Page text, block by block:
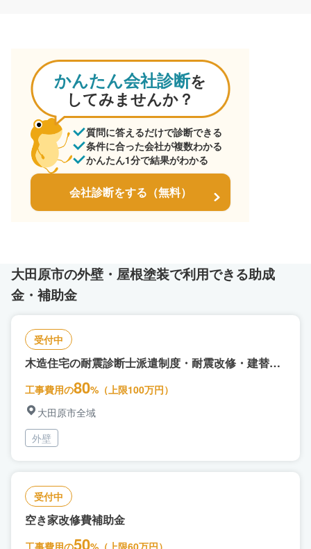
かんたん会社診断を
してみませんか？
質問に答えるだけで診断できる
条件に合った会社が複数わかる
かんたん1分で結果がわかる
会社診断をする（無料）
大田原市の外壁・屋根塗装で利用できる助成
金・補助金
受付中
木造住宅の耐震診断士派遣制度・耐震改修・建替え
工事費用の80%（上限100万円）
大田原市全域
外壁
受付中
空き家改修費補助金
50